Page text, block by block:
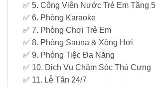
✅ 5. Công Viên Nước Trẻ Em Tầng 5
✅ 6. Phòng Karaoke
✅ 7. Phòng Chơi Trẻ Em
✅ 8. Phòng Sauna & Xông Hơi
✅ 9. Phòng Tiệc Đa Năng
✅ 10. Dịch Vụ Chăm Sóc Thú Cưng
✅ 11. Lễ Tân 24/7